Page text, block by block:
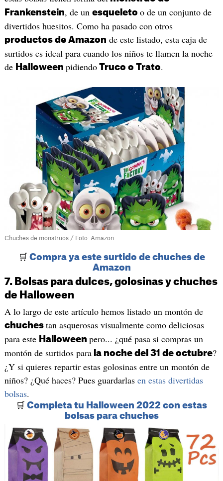
Frankenstein, de un esqueleto o de un conjunto de
divertidos huesitos. Como ha pasado con otros
productos de Amazon de este listado, esta caja de
surtidos es ideal para cuando los niños te llamen la noche
de Halloween pidiendoTruco o Trato.
Chuches de monstruos / Foto: Amazon
🛒 Compra ya este surtido de chuches de
Amazon
7. Bolsas para dulces, golosinas y chuches
de Halloween
A lo largo de este artículo hemos listado un montón de
chuches tan asquerosas visualmente como deliciosas
para este Halloween pero... ¿qué pasa si compras un
montón de surtidos parala noche del 31 de octubre?
¿Y si quieres repartir estas golosinas entre un montón de
niños? ¿Qué haces? Pues guardarlas en estas divertidas
bolsas.
🛒 Completa tu Halloween 2022 con estas
bolsas para chuches